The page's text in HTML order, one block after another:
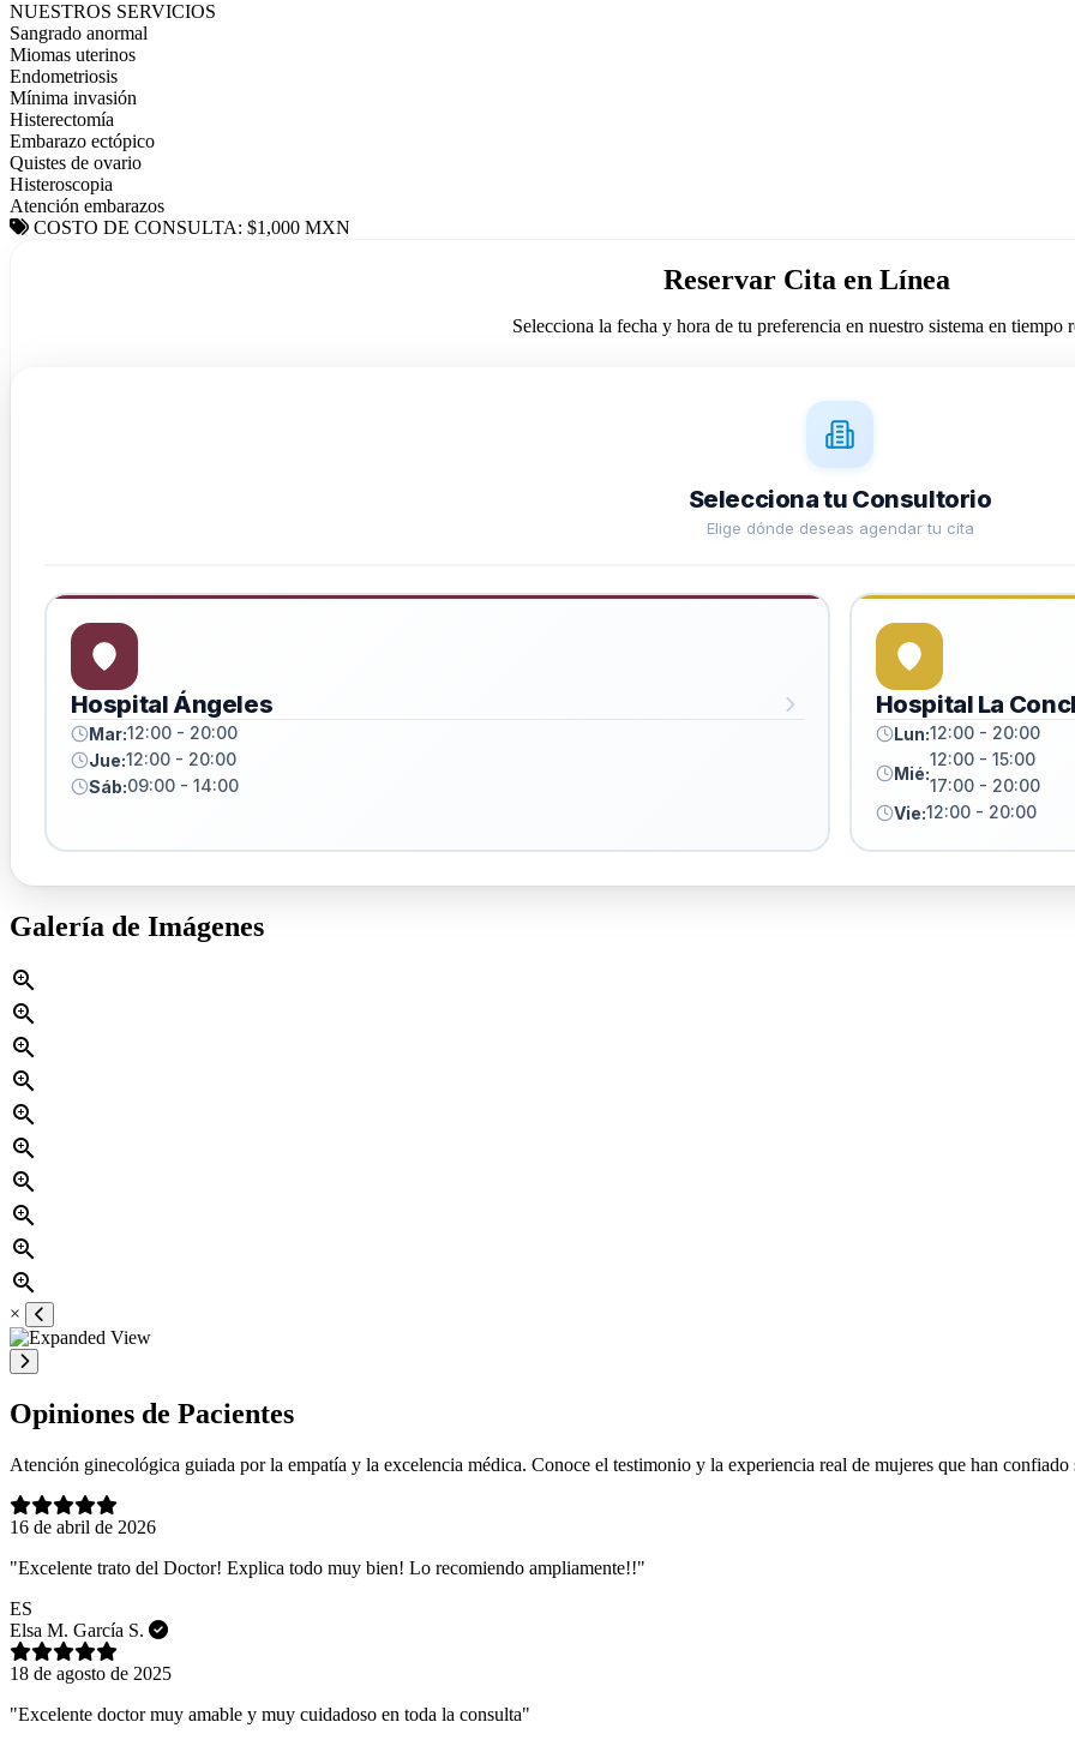
NUESTROS SERVICIOS
Sangrado anormal
Miomas uterinos
Endometriosis
Mínima invasión
Histerectomía
Embarazo ectópico
Quistes de ovario
Histeroscopia
Atención embarazos
COSTO DE CONSULTA: $1,000 MXN
Reservar Cita en Línea
Selecciona la fecha y hora de tu preferencia en nuestro sistema en tiempo
Selecciona tu Consultorio
Elige dónde deseas agendar tu cita
Hospital Ángeles
Mar:12:00 - 20:00
Jue:12:00 - 20:00
Sáb:09:00 - 14:00
Hospital La
Lun:12:00 - 20:00
Mié:
12:00 - 15:00
17:00 - 20:00
Vie:12:00 - 20:00
Galería de Imágenes
zoom_in
zoom_in
zoom_in
zoom_in
zoom_in
zoom_in
zoom_in
zoom_in
zoom_in
zoom_in
×
Opiniones de Pacientes
Atención ginecológica guiada por la empatía y la excelencia médica. Conoce el testimonio y la experiencia real de mujeres que han
16 de abril de 2026
"Excelente trato del Doctor! Explica todo muy bien! Lo recomiendo ampliamente!!"
ES
Elsa M. García S.
18 de agosto de 2025
"Excelente doctor muy amable y muy cuidadoso en toda la consulta"